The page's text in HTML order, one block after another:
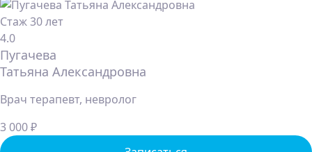
Стаж 30 лет
4.0
Пугачева
Татьяна Александровна
Врач терапевт, невролог
3 000 ₽